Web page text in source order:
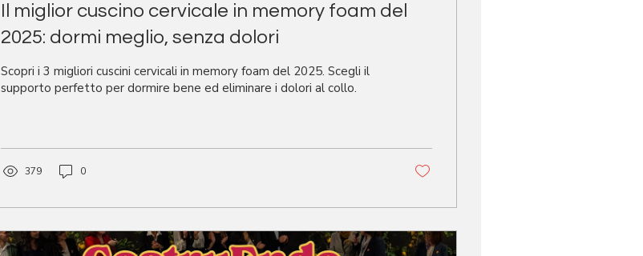
Il miglior cuscino cervicale in memory foam del
2025: dormi meglio, senza dolori
Scopri i 3 migliori cuscini cervicali in memory foam del 2025. Scegli il
supporto perfetto per dormire bene ed eliminare i dolori al collo.
379 0